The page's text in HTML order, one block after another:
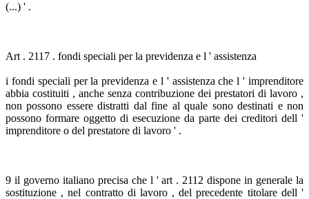
(...) ' .
Art . 2117 . fondi speciali per la previdenza e l ' assistenza
i fondi speciali per la previdenza e l ' assistenza che l ' imprenditore
abbia costituiti , anche senza contribuzione dei prestatori di lavoro ,
non possono essere distratti dal fine al quale sono destinati e non
possono formare oggetto di esecuzione da parte dei creditori dell '
imprenditore o del prestatore di lavoro ' .
9 il governo italiano precisa che l ' art . 2112 dispone in generale la
sostituzione , nel contratto di lavoro , del precedente titolare dell '